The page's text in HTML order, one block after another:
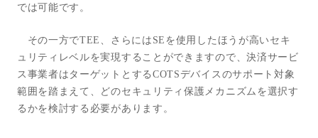
では可能です。
その一方でTEE 、さらには SE を使用したほうが高いセキ
ュリティレベルを実現することができますので、決済サービ
ス事業者はターゲットとする COTSデバイスのサポート対象
範囲を踏まえて、どのセキュリティ保護メカニズムを選択す
るかを検討する必要があります。